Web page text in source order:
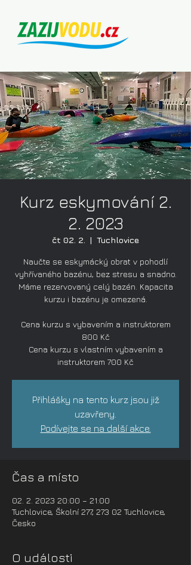
Kurz eskymování 2.
2. 2023
čt 02. 2.
  |
Tuchlovice
Naučte se eskymácký obrat v pohodlí
vyhřívaného bazénu, bez stresu a snadno.
Máme rezervovaný celý bazén. Kapacita
kurzu i bazénu je omezená.
Cena kurzu s vybavením a instruktorem
800 Kč
Cena kurzu s vlastním vybavením a
instruktorem 700 Kč
Přihlášky na tento kurz jsou již
uzavřeny.
Podívejte se na další akce.
Čas a místo
02. 2. 2023 20:00 – 21:00
Tuchlovice, Školní 277, 273 02 Tuchlovice,
Česko
O události